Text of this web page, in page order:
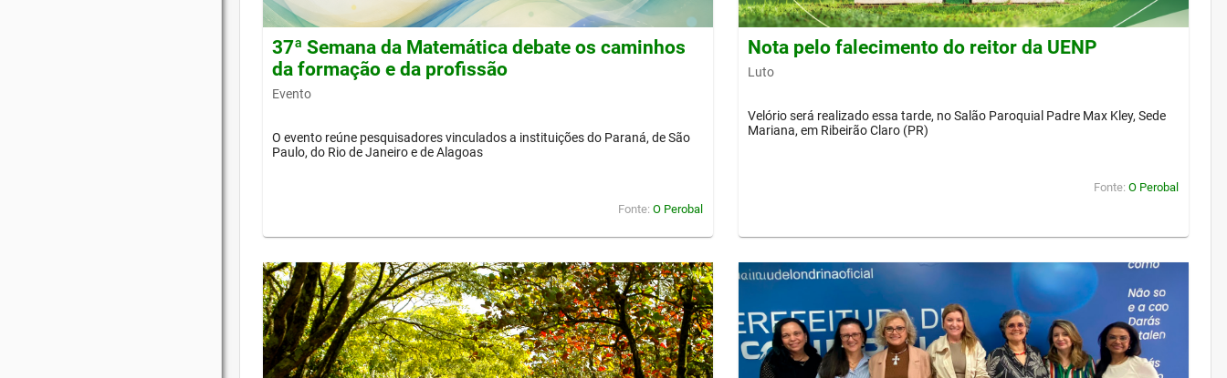
37ª Semana da Matemática debate os caminhos
da formação e da profissão
Evento
O evento reúne pesquisadores vinculados a instituições do Paraná, de São
Paulo, do Rio de Janeiro e de Alagoas
Fonte: O Perobal
Nota pelo falecimento do reitor da UENP
Luto
Velório será realizado essa tarde, no Salão Paroquial Padre Max Kley, Sede
Mariana, em Ribeirão Claro (PR)
Fonte: O Perobal